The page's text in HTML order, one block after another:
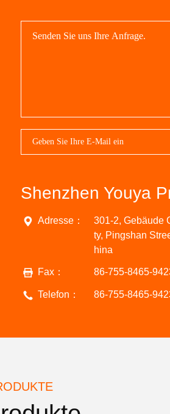
Shenzhen Youya
Adresse：
301-2, Gebäude
ty, Pingshan
hina
Fax： 86-755-8465-
Telefon： 86-755-8465-